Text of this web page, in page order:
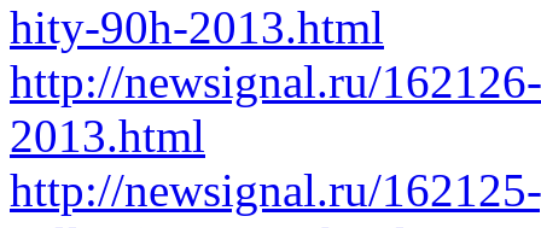
hity-90h-2013.html
http://newsignal.ru/
2013.html
http://newsignal.ru/